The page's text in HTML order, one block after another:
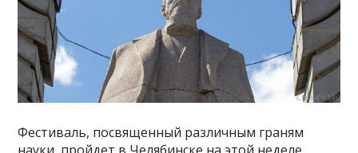
Фестиваль, посвященный различным граням
науки, пройдет в Челябинске на этой неделе.